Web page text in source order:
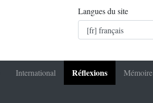
Langues du site
International Réflexions Mémoire